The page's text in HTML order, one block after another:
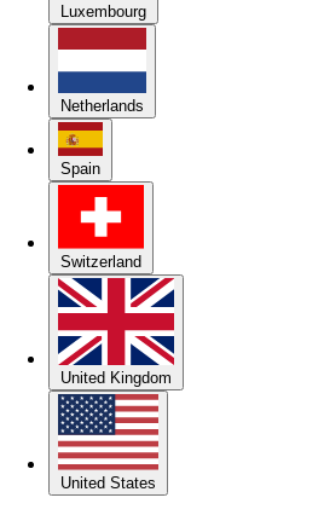
Luxembourg
Netherlands
Spain
Switzerland
United Kingdom
United States